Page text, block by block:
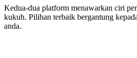
Kedua-dua platform menawarkan ciri
kukuh. Pilihan terbaik bergantung
anda.